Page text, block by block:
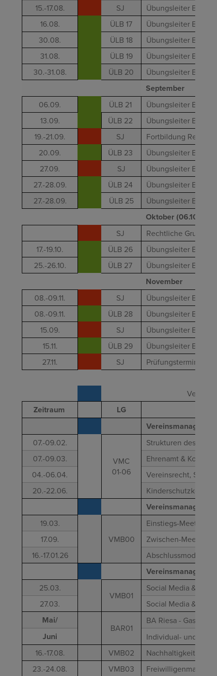
15.-17.08.
SJ
Übungsleiter B -
16.08.
ÜLB 17
Übungsleiter B -
30.08.
ÜLB 18
Übungsleiter B -
31.08.
ÜLB 19
Übungsleiter B -
30.-31.08.
ÜLB 20 Übungsleiter B -
September
06.09. ÜLB 21
Übungsleiter B -
13.09.
ÜLB 22
Übungsleiter B -
19.-21.09.
SJ
Fortbildung
20.09.
ÜLB 23
Übungsleiter B -
27.09.
SJ
Übungsleiter B -
27.-28.09.
ÜLB 24
Übungsleiter B -
27.-28.09.
ÜLB 25 Übungsleiter B - Qi
Oktober (06.10. -
SJ
Rechtliche
17.-19.10.
ÜLB 26
Übungsleiter B - Fit
25.-26.10.
ÜLB 27 Übungsleiter B -
November
08.-09.11. SJ
Übungsleiter B -
08.-09.11.
ÜLB 28
Übungsleiter B -
15.09.
SJ
Übungsleiter B -
15.11.
ÜLB 29
Übungsleiter B -
27.11.
SJ Prüfungstermin
Zeitraum
LG
07.-09.02.
VMC
01-06
Strukturen des
07.-09.03.
Ehrenamt &
04.-06.04.
Vereinsrecht,
20.-22.06.
19.03.
VMB00
Einstiegs-Meeting
17.09.
Zwischen-Meeting
16.-17.01.26
Abschlussmodul
25.03.
VMB01
Social Media &
27.03.
Social Media &
Mai/
BAR01
BA Riesa -
Juni
Individual- und
16.-17.08.
VMB02
Nachhaltigkeit im
23.-24.08.
VMB03